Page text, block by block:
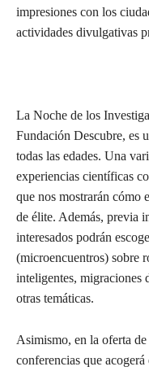
impresiones con los
actividades divulgativas
La Noche de los
Fundación Descubre, es
todas las edades. Una
experiencias científicas
que nos mostrarán cómo
de élite. Además, previa
interesados podrán
(microencuentros) sobre
inteligentes, migraciones
otras temáticas.
Asimismo, en la oferta
conferencias que